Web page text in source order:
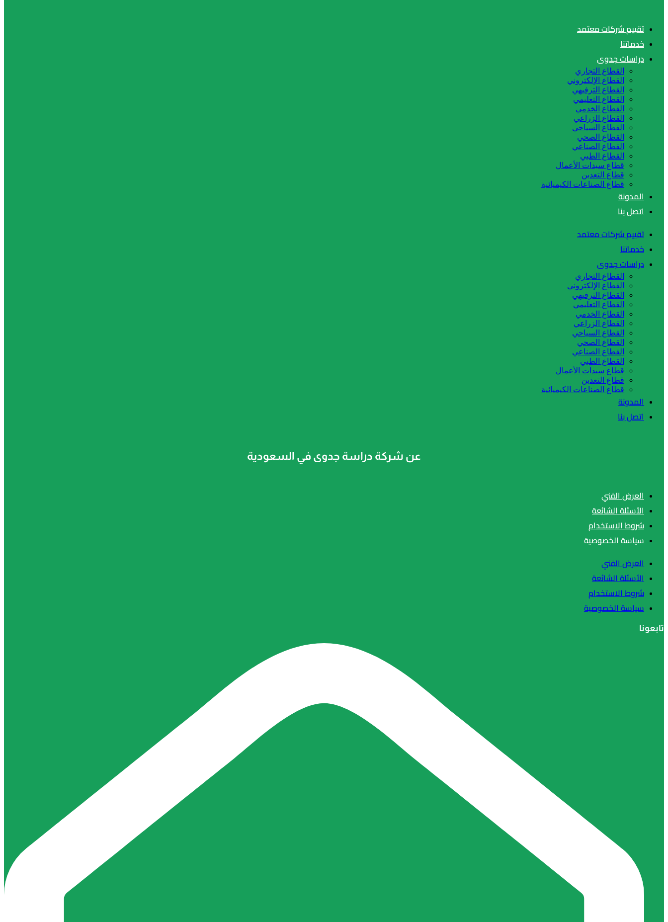
تقييم شركات معتمد
خدماتنا
دراسات جدوى
القطاع التجاري
القطاع الإلكتروني
القطاع الترفيهي
القطاع التعليمي
القطاع الخدمي
القطاع الزراعي
القطاع السياحي
القطاع الصحي
القطاع الصناعي
القطاع الطبي
قطاع سيدات الأعمال
قطاع التعدين
قطاع الصناعات الكيميائية
المدونة
اتصل بنا
تقييم شركات معتمد
خدماتنا
دراسات جدوى
القطاع التجاري
القطاع الإلكتروني
القطاع الترفيهي
القطاع التعليمي
القطاع الخدمي
القطاع الزراعي
القطاع السياحي
القطاع الصحي
القطاع الصناعي
القطاع الطبي
قطاع سيدات الأعمال
قطاع التعدين
قطاع الصناعات الكيميائية
المدونة
اتصل بنا
عن شركة دراسة جدوى في السعودية
العرض الفني
الأسئلة الشائعة
شروط الاستخدام
سياسة الخصوصية
العرض الفني
الأسئلة الشائعة
شروط الاستخدام
سياسة الخصوصية
تابعونا